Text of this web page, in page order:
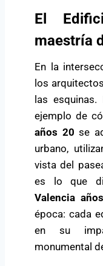
El
maestría
En la
los
las
ejemplo de
años 20 se
urbano,
vista del
es lo que
Valencia
época: cada
en su
monumental